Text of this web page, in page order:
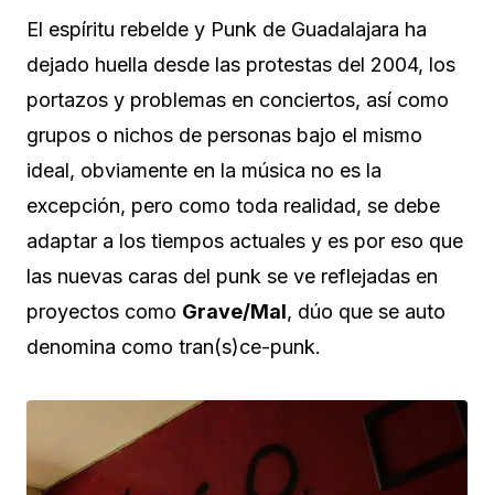
El espíritu rebelde y Punk de Guadalajara ha
dejado huella desde las protestas del 2004, los
portazos y problemas en conciertos, así como
grupos o nichos de personas bajo el mismo
ideal, obviamente en la música no es la
excepción, pero como toda realidad, se debe
adaptar a los tiempos actuales y es por eso que
las nuevas caras del punk se ve reflejadas en
proyectos como Grave/Mal, dúo que se auto
denomina como tran(s)ce-punk.